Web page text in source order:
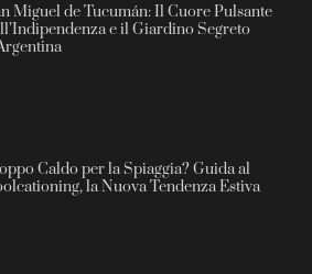
Miguel de Tucumán: Il Cuore Pulsante
e il Giardino Segreto
Caldo per la Spiaggia? Guida al
la Nuova Tendenza Estiva